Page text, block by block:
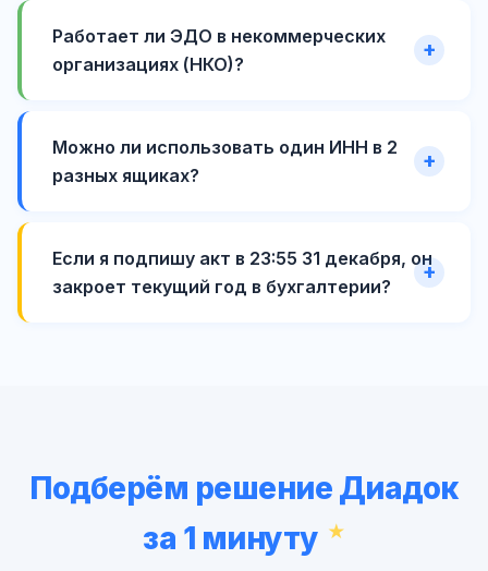
Работает ли ЭДО в некоммерческих
организациях (НКО)?
Можно ли использовать один ИНН в 2
разных ящиках?
Если я подпишу акт в 23:55 31 декабря, он
закроет текущий год в бухгалтерии?
Подберём решение Диадок
за 1 минуту